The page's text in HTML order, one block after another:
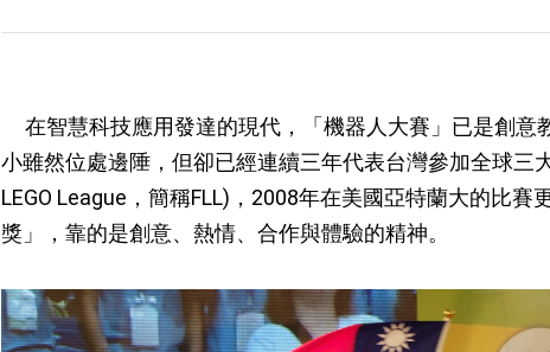
在智慧科技應用發達的現代，「機器人大賽」已是創意
小雖然位處邊陲，但卻已經連續三年代表台灣參加全球三
LEGO League，簡稱FLL)，2008年在美國亞特蘭大的比
獎」，靠的是創意、熱情、合作與體驗的精神。